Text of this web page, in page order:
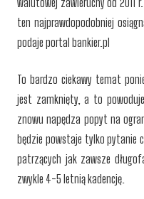
ten najprawdopodobniej
podaje portal bankier.pl
To bardzo ciekawy temat
jest zamknięty, a to
znowu napędza popyt na
będzie powstaje tylko pytanie
patrzących jak zawsze
zwykle 4-5 letnią kadencję.